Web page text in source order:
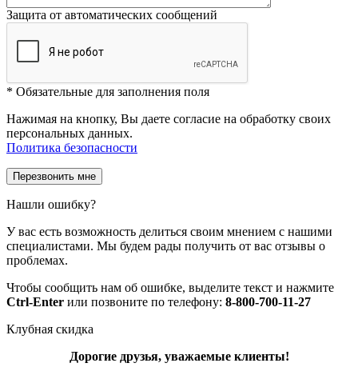
Защита от автоматических сообщений
* Обязательные для заполнения поля
Нажимая на кнопку, Вы даете согласие на обработку своих
персональных данных.
Политика безопасности
Нашли ошибку?
У вас есть возможность делиться своим мнением с нашими
специалистами. Мы будем рады получить от вас отзывы о
проблемах.
Чтобы сообщить нам об ошибке, выделите текст и нажмите
Ctrl-Enter или позвоните по телефону: 8-800-700-11-27
Клубная скидка
Дорогие друзья, уважаемые клиенты!